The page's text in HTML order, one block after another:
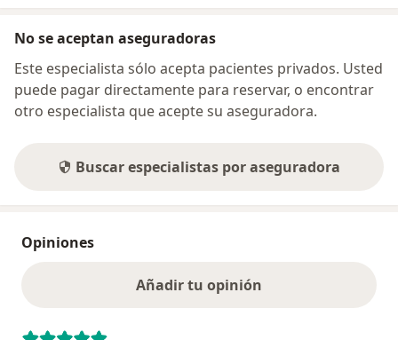
No se aceptan aseguradoras
Este especialista sólo acepta pacientes privados. Usted
puede pagar directamente para reservar, o encontrar
otro especialista que acepte su aseguradora.
Buscar especialistas por aseguradora
Opiniones
Añadir tu opinión